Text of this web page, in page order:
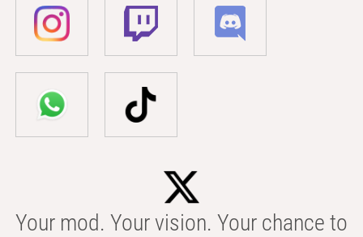
Your mod. Your vision. Your chance to